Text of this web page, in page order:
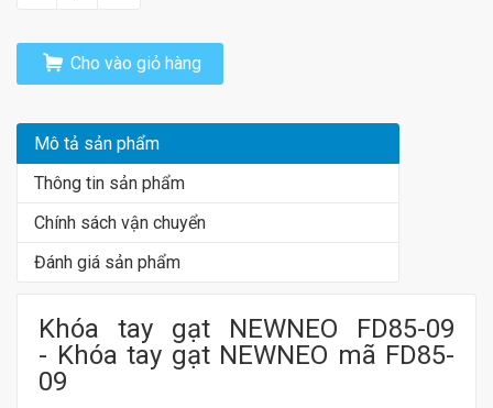
Cho vào giỏ hàng
Mô tả sản phẩm
Thông tin sản phẩm
Chính sách vận chuyển
Đánh giá sản phẩm
Khóa tay gạt NEWNEO FD85-09
- Khóa tay gạt NEWNEO mã FD85-
09